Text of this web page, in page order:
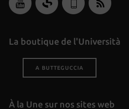
La boutique de l'Università
A BUTTEGUCCIA
À la Une sur nos sites web